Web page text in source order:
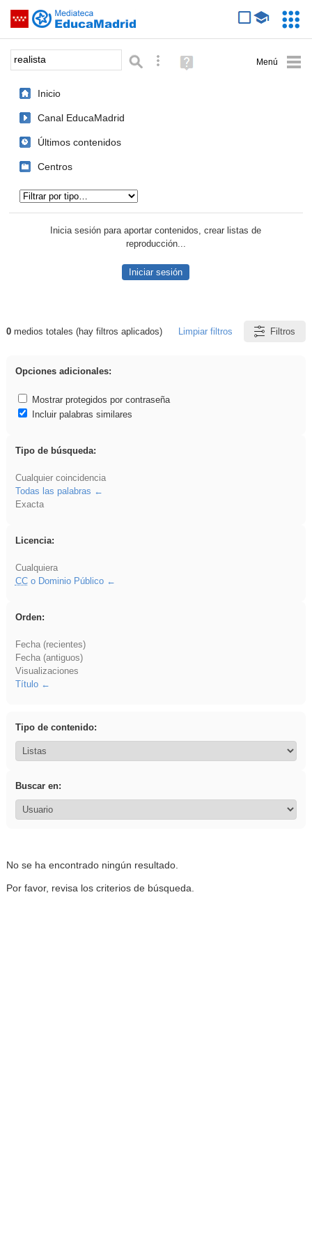
Saltar navegación
Palabra o frase: Búsqueda avanzada
Ayuda
(en
Inicio
Canal EducaMadrid
Últimos contenidos
Centros
Inicia sesión para aportar contenidos, crear listas de
reproducción...
Iniciar sesión
Resultados de: realista
0medios totales (hay filtros aplicados) Limpiar filtros Filtros
Opciones adicionales:
Mostrar protegidos por contraseña
Incluir palabras similares
Tipo de búsqueda:
Cualquier coincidencia
Todas las palabras
Exacta
Licencia:
Cualquiera
CCo Dominio Público
Orden:
Fecha (recientes)
Fecha (antiguos)
Visualizaciones
Título
Tipo de contenido:
Buscar en:
No se ha encontrado ningún resultado.
Por favor, revisa los criterios de búsqueda.